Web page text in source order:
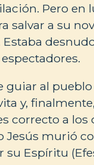
Pero en
salvar a su
al pueblo
y,
correcto a los
Jesús murió
Espíritu